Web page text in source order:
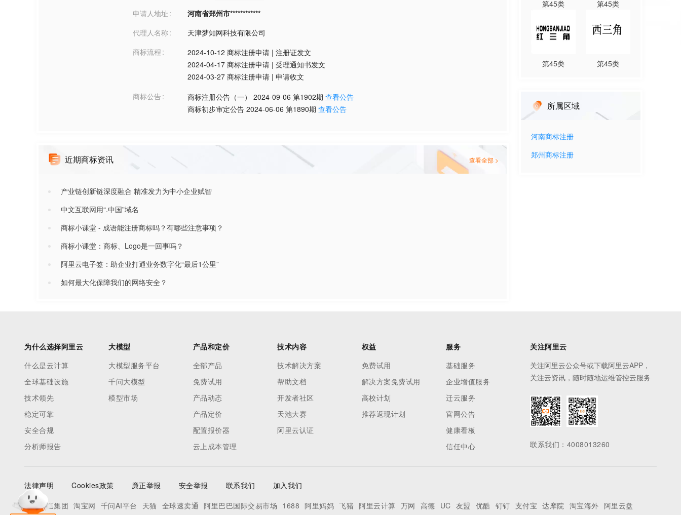
申请人地址
河南省郑州市************
代理人名称
天津梦知网科技有限公司
商标流程
2024-10-12 商标注册申请 | 注册证发文
2024-04-17 商标注册申请 | 受理通知书发文
2024-03-27 商标注册申请 | 申请收文
商标公告
商标注册公告（一） 2024-09-06 第1902期 查看公告
商标初步审定公告 2024-06-06 第1890期 查看公告
近期商标资讯 查看全部 >
产业链创新链深度融合 精准发力为中小企业赋智
中文互联网用“.中国”域名
商标小课堂 - 成语能注册商标吗？有哪些注意事项？
商标小课堂：商标、Logo是一回事吗？
阿里云电子签：助企业打通业务数字化“最后1公里”
如何最大化保障我们的网络安全？
第45类 第45类
第45类 第45类
所属区域
河南商标注册
郑州 商标注册